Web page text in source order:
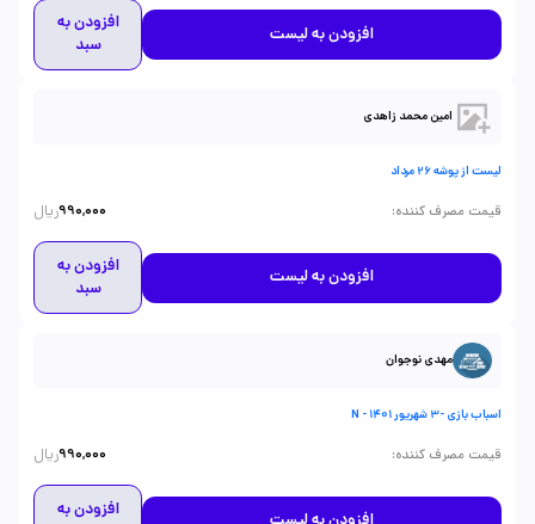
افزودن به لیست
افزودن به
سبد
امین محمد زاهدی
لیست از پوشه 26 مرداد
قیمت مصرف کننده:
990,000ریال
افزودن به لیست
افزودن به
سبد
مهدی نوجوان
اسباب بازی -3 شهریور 1401 - N
قیمت مصرف کننده:
990,000ریال
افزودن به